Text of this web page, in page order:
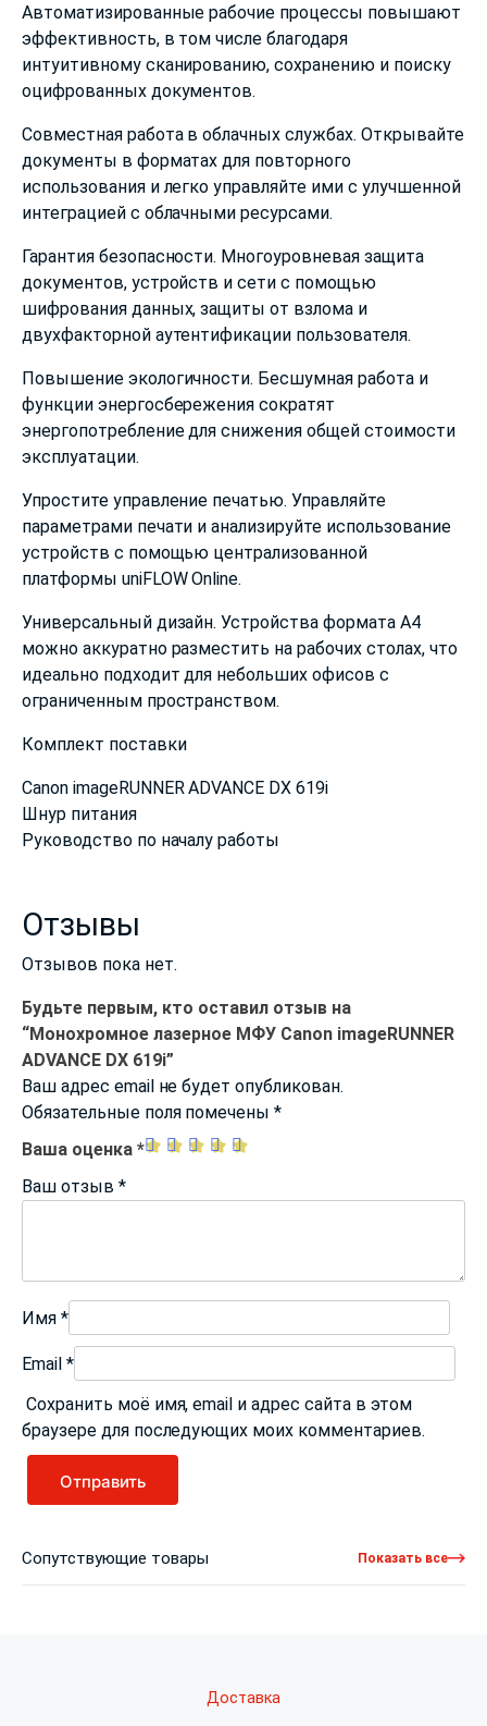
Автоматизированные рабочие процессы повышают
эффективность, в том числе благодаря
интуитивному сканированию, сохранению и поиску
оцифрованных документов.
Совместная работа в облачных службах. Открывайте
документы в форматах для повторного
использования и легко управляйте ими с улучшенной
интеграцией с облачными ресурсами.
Гарантия безопасности. Многоуровневая защита
документов, устройств и сети с помощью
шифрования данных, защиты от взлома и
двухфакторной аутентификации пользователя.
Повышение экологичности. Бесшумная работа и
функции энергосбережения сократят
энергопотребление для снижения общей стоимости
эксплуатации.
Упростите управление печатью. Управляйте
параметрами печати и анализируйте использование
устройств с помощью централизованной
платформы uniFLOW Online.
Универсальный дизайн. Устройства формата A4
можно аккуратно разместить на рабочих столах, что
идеально подходит для небольших офисов с
ограниченным пространством.
Комплект поставки
Canon imageRUNNER ADVANCE DX 619i
Шнур питания
Руководство по началу работы
Отзывы
Отзывов пока нет.
Будьте первым, кто оставил отзыв на
“Монохромное лазерное МФУ Canon imageRUNNER
ADVANCE DX 619i”
Ваш адрес email не будет опубликован.
Обязательные поля помечены*
Ваша оценка *
Ваш отзыв *
Имя *
Email *
Сохранить моё имя, email и адрес сайта в этом
браузере для последующих моих комментариев.
Сопутствующие товары Показать все
Доставка